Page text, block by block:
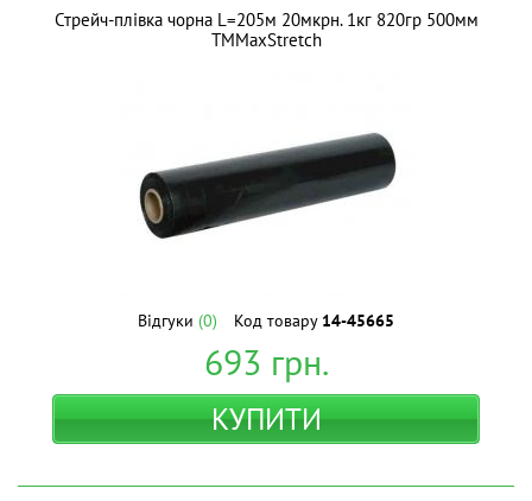
Стрейч-плівка чорна L=205м 20мкрн. 1кг 820гр 500мм
ТМMaxStretch
Відгуки (0) Код товару 14-45665
693 грн.
КУПИТИ